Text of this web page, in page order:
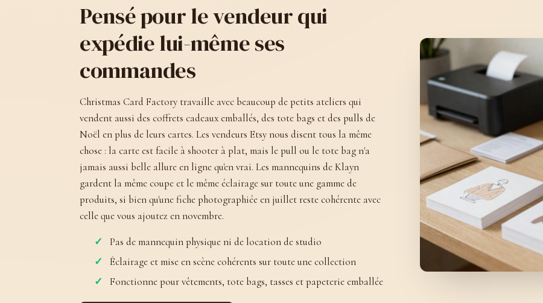
Pensé pour le vendeur qui
expédie lui-même ses
commandes
Christmas Card Factory travaille avec beaucoup de petits ateliers qui
vendent aussi des coffrets cadeaux emballés, des tote bags et des pulls de
Noël en plus de leurs cartes. Les vendeurs Etsy nous disent tous la même
chose : la carte est facile à shooter à plat, mais le pull ou le tote bag n'a
jamais aussi belle allure en ligne qu'en vrai. Les mannequins de Klayn
gardent la même coupe et le même éclairage sur toute une gamme de
produits, si bien qu'une fiche photographiée en juillet reste cohérente avec
celle que vous ajoutez en novembre.
Pas de mannequin physique ni de location de studio
Éclairage et mise en scène cohérents sur toute une collection
Fonctionne pour vêtements, tote bags, tasses et papeterie emballée